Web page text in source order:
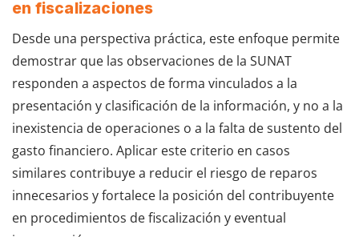
en fiscalizaciones
Desde una perspectiva práctica, este enfoque permite
demostrar que las observaciones de la SUNAT
responden a aspectos de forma vinculados a la
presentación y clasificación de la información, y no a la
inexistencia de operaciones o a la falta de sustento del
gasto financiero. Aplicar este criterio en casos
similares contribuye a reducir el riesgo de reparos
innecesarios y fortalece la posición del contribuyente
en procedimientos de fiscalización y eventual